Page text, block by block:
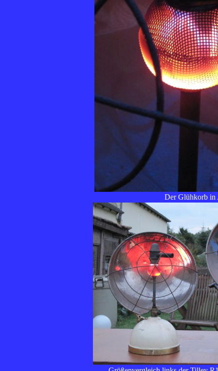
Der Glühkorb in